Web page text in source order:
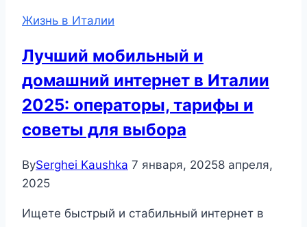
Жизнь в Италии
Лучший мобильный и
домашний интернет в Италии
2025: операторы, тарифы и
советы для выбора
BySerghei Kaushka 7 января, 20258 апреля,
2025
Ищете быстрый и стабильный интернет в